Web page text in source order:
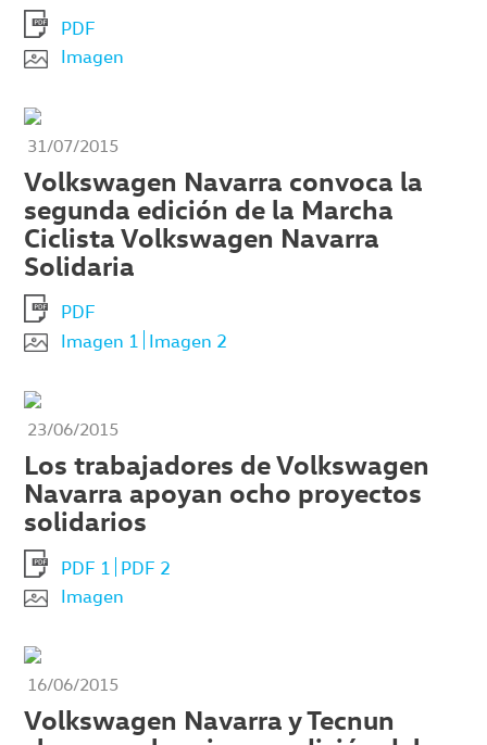
PDF
Imagen
31/07/2015
Volkswagen Navarra convoca la
segunda edición de la Marcha
Ciclista Volkswagen Navarra
Solidaria
PDF
Imagen 1
Imagen 2
23/06/2015
Los trabajadores de Volkswagen
Navarra apoyan ocho proyectos
solidarios
PDF 1
PDF 2
Imagen
16/06/2015
Volkswagen Navarra y Tecnun